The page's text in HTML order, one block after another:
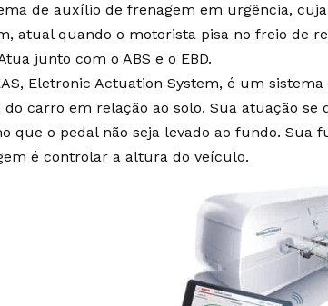
de auxílio de frenagem em urgência,
atual quando o motorista pisa no freio de
junto com o ABS e o EBD.
Eletronic Actuation System, é um
carro em relação ao solo. Sua atuação se
que o pedal não seja levado ao fundo. Sua
é controlar a altura do veículo.